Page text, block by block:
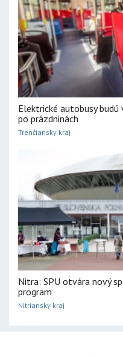
Elektrické autobusy
po prázdninách
Trenčiansky kraj
Nitra: SPU otvára nový
program
Nitriansky kraj